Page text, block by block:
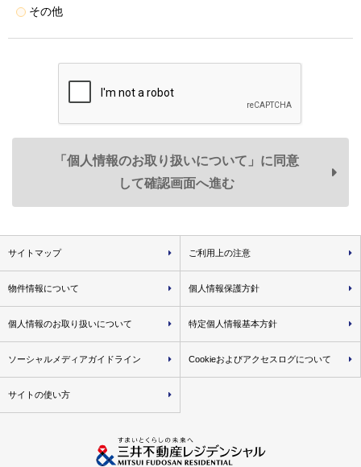
す。
株式会社 総務部」へお申し出ください。停止によりサービ
ます。
１．共同利用する個人データの項目
＜共同利用する個人データ例＞
トリーおよび物件来場の際に登録いただいた事項
• 不動産取引の際に届出いただいた事項（取引した物
件名・価格・対応履歴等を含みます）
工図面・パンフレット図面等）
２．共同利用する者の範囲
その他
「個人情報のお取り扱いについて」に同意
して確認画面へ進む
サイトマップ ご利用上の注意
物件情報について 個人情報保護方針
個人情報のお取り扱いについて 特定個人情報基本方針
ソーシャルメディアガイドライン Cookieおよびアクセスログについて
サイトの使い方